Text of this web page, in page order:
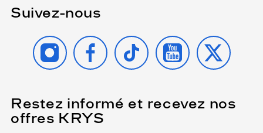
Suivez-nous
INSTAGRAMFACEBOOK
TIKTOK YOUTUBE
X
Restez informé et recevez nos
offres KRYS
Name
(Ce
champ
est
obligatoire)